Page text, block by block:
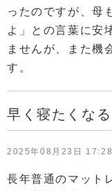
ったのですが、母
よ」との言葉に安
ませんが、また機
す。
早く寝たくなる
2025年08月23日 17:28
長年普通のマット